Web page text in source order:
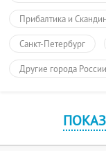
Прибалтика и
Санкт-Петербург
Другие города России